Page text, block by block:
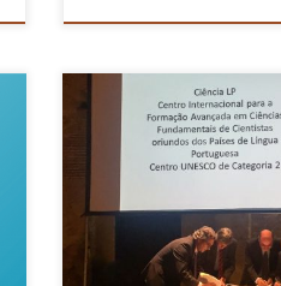
A Universidade do Minho integra o
(CEE) que assinou esta semana,
com a Fundação para a Ciência e a
de Ensino Superior (DGES). Na
Centro UNESCO, que pretende